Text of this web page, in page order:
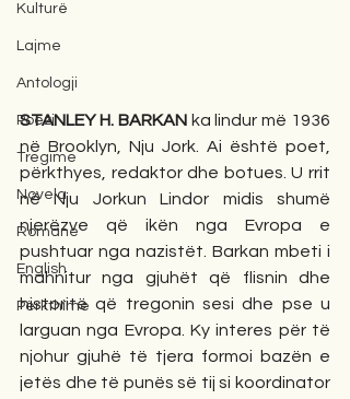
Kulturë
Lajme
Antologji
Poezi
Tregime
Novela
Romane
English
Përkthime
STANLEY H. BARKAN ka lindur më 1936
në Brooklyn, Nju Jork. Ai është poet,
përkthyes, redaktor dhe botues. U rrit
në Nju Jorkun Lindor midis shumë
njerëzve që ikën nga Evropa e
pushtuar nga nazistët. Barkan mbeti i
mahnitur nga gjuhët që flisnin dhe
historitë që tregonin sesi dhe pse u
larguan nga Evropa. Ky interes për të
njohur gjuhë të tjera formoi bazën e
jetës dhe të punës së tij si koordinator